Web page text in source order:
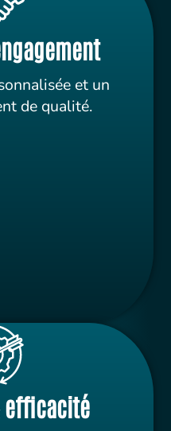
et un
de qualité.
efficacité